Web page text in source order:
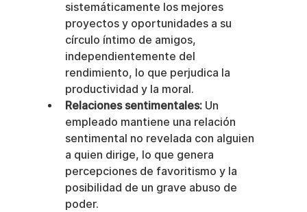
sistemáticamente los mejores
proyectos y oportunidades a su
círculo íntimo de amigos,
independientemente del
rendimiento, lo que perjudica la
productividad y la moral.
Relaciones sentimentales: Un
empleado mantiene una relación
sentimental no revelada con alguien
a quien dirige, lo que genera
percepciones de favoritismo y la
posibilidad de un grave abuso de
poder.